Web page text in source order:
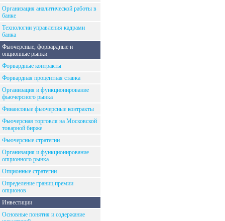
Организация аналитической работы в
банке
Технологии управления кадрами
банка
Фьючерсные, форвардные и
опционные рынки
Форвардные контракты
Форвардная процентная ставка
Организация и функционирование
фьючерсного рынка
Финансовые фьючерсные контракты
Фьючерсная торговля на Московской
товарной бирже
Фьючерсные стратегии
Организация и функционирование
опционного рынка
Опционные стратегии
Определение границ премии
опционов
Инвестиции
Основные понятия и содержание